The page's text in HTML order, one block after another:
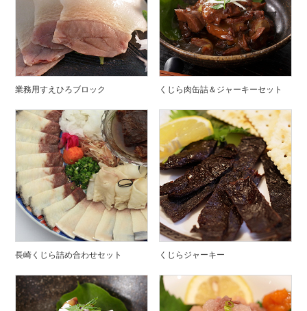
業務用すえひろブロック くじら肉缶詰＆ジャーキーセット
長崎くじら詰め合わせセット くじらジャーキー